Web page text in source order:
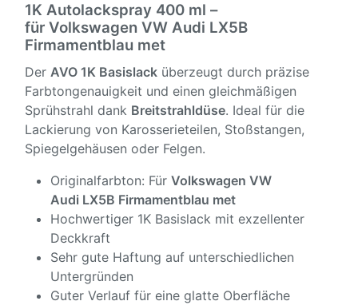
1K Autolackspray 400 ml –
für Volkswagen VW Audi LX5B
Firmamentblau met
Der AVO 1K Basislack überzeugt durch präzise
Farbtongenauigkeit und einen gleichmäßigen
Sprühstrahl dank Breitstrahldüse. Ideal für die
Lackierung von Karosserieteilen, Stoßstangen,
Spiegelgehäusen oder Felgen.
Originalfarbton: Für Volkswagen VW
Audi LX5B Firmamentblau met
Hochwertiger 1K Basislack mit exzellenter
Deckkraft
Sehr gute Haftung auf unterschiedlichen
Untergründen
Guter Verlauf für eine glatte Oberfläche